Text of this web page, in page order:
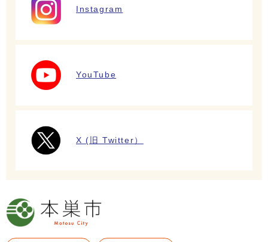
Instagram
YouTube
X (旧 Twitter）